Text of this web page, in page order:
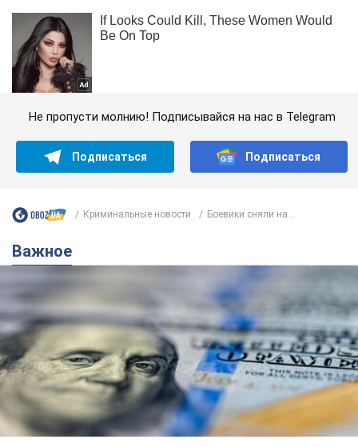
Не пропусти молнию! Подписывайся на нас в Telegram
Подписаться Подписаться
Криминальные новости Боевики сняли на...
Важное